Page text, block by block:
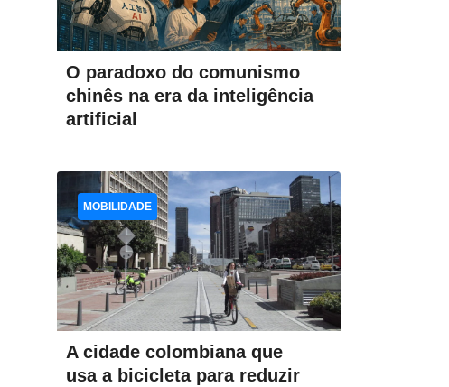
O paradoxo do comunismo
chinês na era da inteligência
artificial
A cidade colombiana que
usa a bicicleta para reduzir
MOBILIDADE